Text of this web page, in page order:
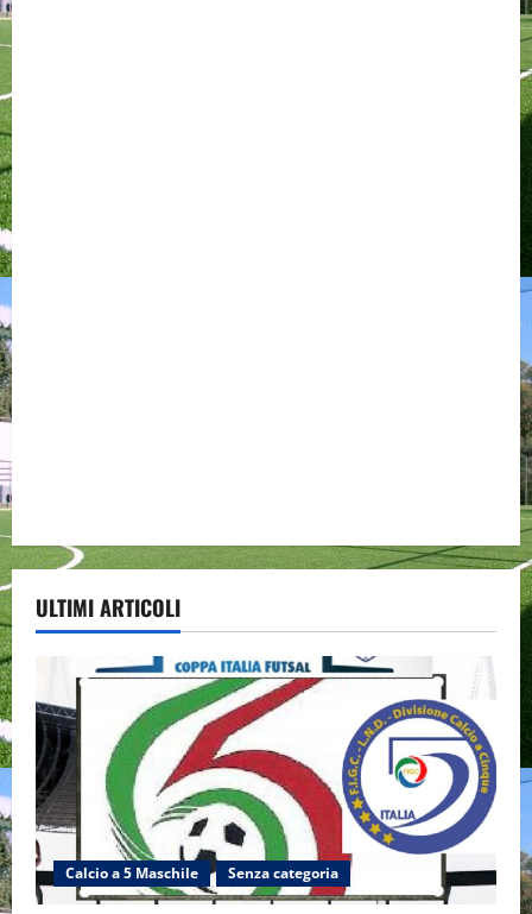
ULTIMI ARTICOLI
Calcio a 5 Maschile Senza categoria